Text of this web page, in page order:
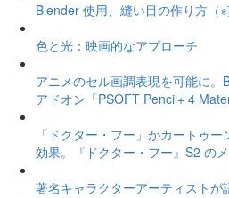
Blender 使用、縫い目の作り方（※
色と光：映画的なアプローチ
アニメのセル画調表現を可能に
アドオン「PSOFT Pencil+ 4
「ドクター・フー」がカートゥ
効果。『ドクター・フー』S2 の
著名キャラクターアーティスト